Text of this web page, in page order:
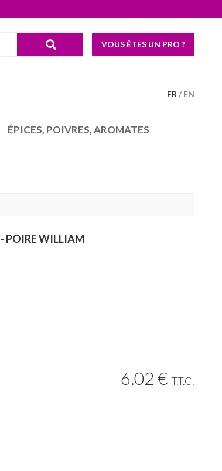
FR EN
VOUS ÊTES UN PRO ?
ÉPICES, POIVRES, AROMATES
POIRE WILLIAM
6.02€ T.T.C.